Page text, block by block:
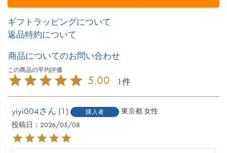
ギフトラッピングについて
返品特約について
商品についてのお問い合わせ
5.00 1
yiyi004 1 購入者 東京都女性
投稿日
2026/05/08